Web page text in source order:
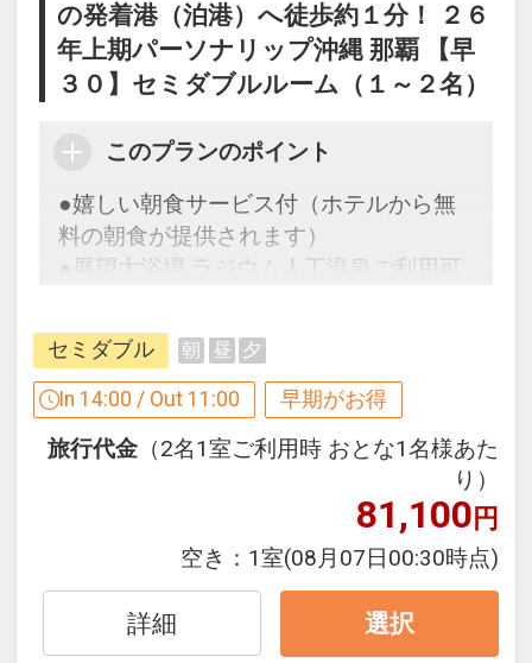
の発着港（泊港）へ徒歩約１分！ ２６
年上期パーソナリップ沖縄 那覇 【早
３０】セミダブルルーム（１～２名）
このプランのポイント
●嬉しい朝食サービス付（ホテルから無
料の朝食が提供されます）
●展望大浴場 ラジウム人工温泉ご利用可
早めのお申し込みがお得！【早３０】
お得です！
※本プランは３０日前までの予約受付で
す。２９日前以降の人数変更、おとな・
こどもの内訳変更はできません。
ホテルポイント
●アーリーチェックイン１４：００（通
セミダブル 朝 昼 夕
In 14:00 / Out 11:00 早期がお得
旅行代金 （2名1室ご利用時 おとな1名様あた
り）
81,100円
空き： 1室(08月07日00:30時点)
詳細 選択